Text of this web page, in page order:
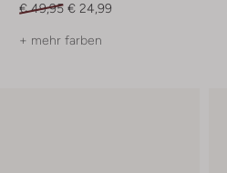
€ 49,95 € 24,99
+ mehr farben